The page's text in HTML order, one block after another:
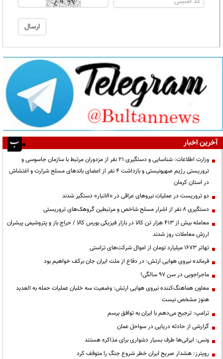
آخرین اخبار
وزارت اطلاعات: شناسایی و دستگیری ۲۱ نفر از مزدوران مرتبط با سازمان جاسوسی و
تروریستی رژیم صهیونیستی و بازداشت ۴ نفر از اعضای باندهای مسلح شرارت و اغتشاش
در استان کرمان
دو تروریست در عملیات نیروهای عراقی در «الانبار» دستگیر شدند
دستگیری ۸ نفر از اشرار مسلح شاخص و مرتبطین گروهک‌های تروریستی
معامله بیش از ۴۱۳ هزار تن کالا در بازار فیزیکی بورس کالا / حراج باز و پتروشیمی پیشران
ارزش معاملات روز شدند
تهاتر ۱۶۷۳ میلیارد تومان از اموال شرکت‌های تراستی
فرمانده نیروی هوایی ارتش: در دفاع از ملت ایران جان برکف خواهیم بود
ماجراجویی در سن ۹۷ سالگی!
معاون هماهنگ‌کننده نیروی هوایی ارتش: وضعیت سه خلبان عملیات حمله به العدید
هنوز مشخص نیست
ترامپ: ترجیح می‌دهم با ایران به توافق برسم
گزارشی از حادثه دریایی در سواحل عمان
ونس: ایرانی‌ها طرف بسیار دشواری برای مذاکره هستند
رویترز: هشدار صریح ایران خطر شروع جنگ را متوقف کرد